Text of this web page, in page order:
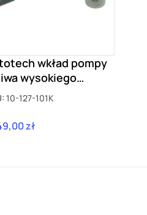
wkład pompy
wysokiego
2.5TFSI TTRS
RS6 R8
10-127-101K
zł